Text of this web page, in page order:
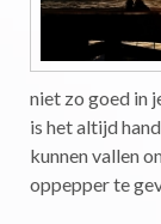
niet zo goed in
is het altijd
kunnen vallen
oppepper te